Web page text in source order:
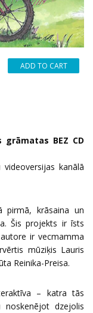
BEZ CD
videoversijas kanālā
pirmā, krāsaina un
Šis projekts ir īsts
ir vecmamma
mūziķis Lauris
Reinika-Preisa.
– katra tās
dzejolis